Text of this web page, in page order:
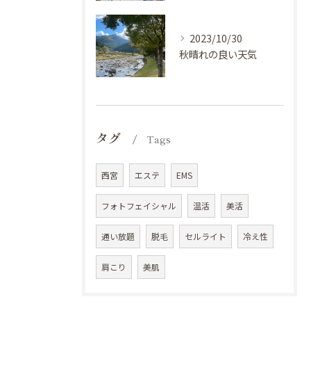
2023/10/30
秋晴れの良い天気
タグ Tags
西宮 エステ EMS
フォトフェイシャル 温活 美活
通い放題 脱毛 セルライト 冷え性
肩こり 美肌